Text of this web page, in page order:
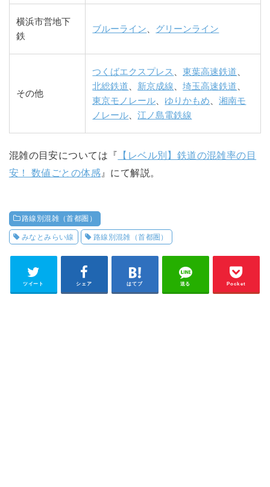
横浜市営地下
鉄
ブルーライン、 グリーンライン
その他
つくばエクスプレス 、東葉高速鉄道、
北総鉄道、 新京成線、埼玉高速鉄道、
東京モノレール、 ゆりかもめ、湘南モ
ノレール、江ノ島電鉄線
混雑の目安については『 【レベル別】鉄道の混雑率の目
安！ 数値ごとの体感』にて解説。
路線別混雑（首都圏）
みなとみらい線 路線別混雑（首都圏）
ツイート シェア はてブ 送る Pocket